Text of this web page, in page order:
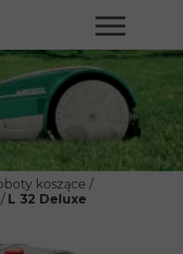
koszące /
/ L 32 Deluxe